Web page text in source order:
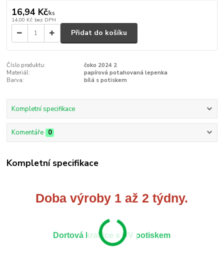
16,94 Kč/ks
14,00 Kč bez DPH
Přidat do košíku
Číslo produktu:
čoko 2024 2
Materiál:
papírová potahovaná lepenka
Barva:
bílá s potiskem
Kompletní specifikace
Komentáře 0
Kompletní specifikace
Doba výroby 1 až 2 týdny.
Dortová krabice s UV potiskem